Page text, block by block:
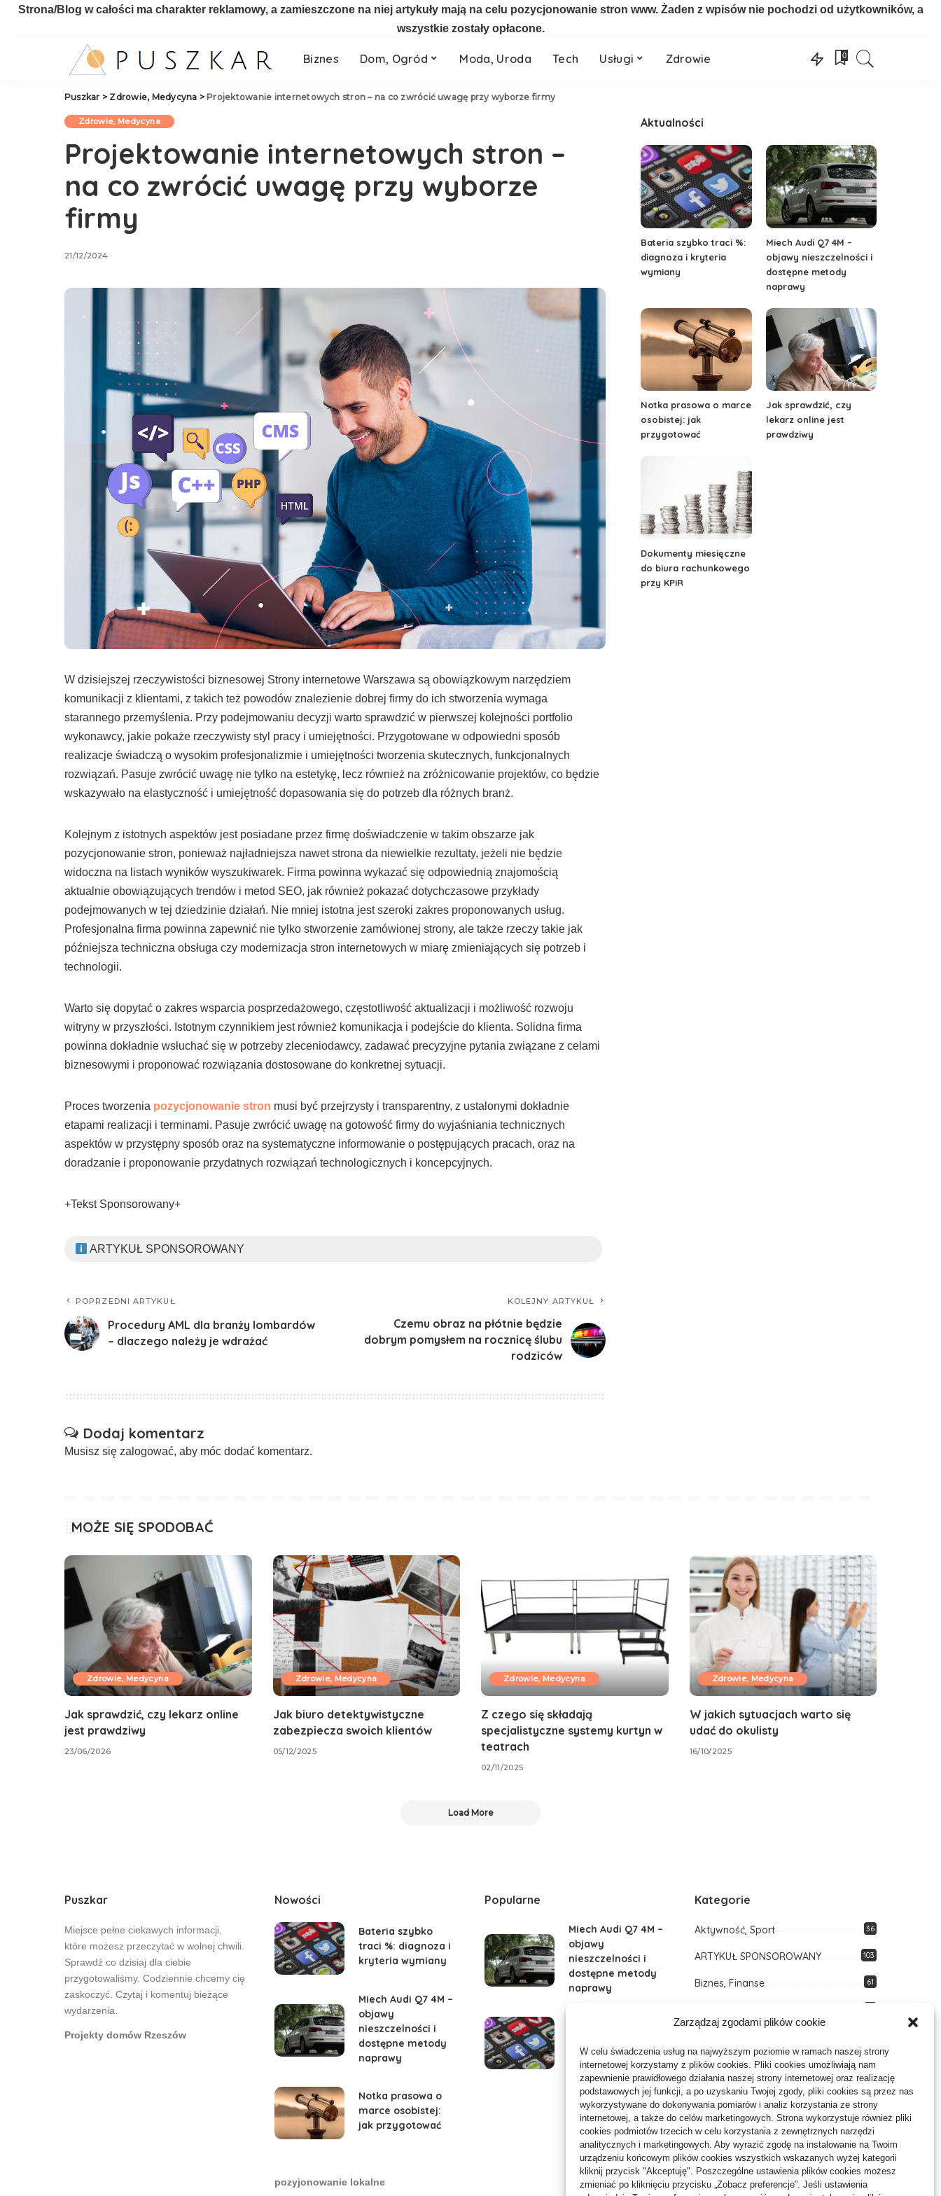
Zarządzaj zgodami plików cookie
W celu świadczenia usług na najwyższym poziomie w ramach naszej strony
internetowej korzystamy z plików cookies. Pliki cookies umożliwiają nam
zapewnienie prawidłowego działania naszej strony internetowej oraz realizację
podstawowych jej funkcji, a po uzyskaniu Twojej zgody, pliki cookies są przez nas
wykorzystywane do dokonywania pomiarów i analiz korzystania ze strony
internetowej, a także do celów marketingowych. Strona wykorzystuje również pliki
cookies podmiotów trzecich w celu korzystania z zewnętrznych narzędzi
analitycznych i marketingowych. Aby wyrazić zgodę na instalowanie na Twoim
urządzeniu końcowym plików cookies wszystkich wskazanych wyżej kategorii
kliknij przycisk "Akceptuję". Poszczególne ustawienia plików cookies możesz
zmieniać po kliknięciu przycisku „Zobacz preferencje”. Jeśli ustawienia
Strona/Blog w całości ma charakter reklamowy, a zamieszczone na niej artykuły mają na celu pozycjonowanie stron www. Żaden z wpisów nie pochodzi od użytkowników, a
wszystkie zostały opłacone.
Biznes Dom, Ogród Moda, Uroda Tech Usługi Zdrowie 0
Puszkar > Zdrowie, Medycyna > Projektowanie internetowych stron – na co zwrócić uwagę przy wyborze firmy
Zdrowie, Medycyna
Projektowanie internetowych stron –
na co zwrócić uwagę przy wyborze
firmy
21/12/2024
W dzisiejszej rzeczywistości biznesowej Strony internetowe Warszawa są obowiązkowym narzędziem
komunikacji z klientami, z takich też powodów znalezienie dobrej firmy do ich stworzenia wymaga
starannego przemyślenia. Przy podejmowaniu decyzji warto sprawdzić w pierwszej kolejności portfolio
wykonawcy, jakie pokaże rzeczywisty styl pracy i umiejętności. Przygotowane w odpowiedni sposób
realizacje świadczą o wysokim profesjonalizmie i umiejętności tworzenia skutecznych, funkcjonalnych
rozwiązań. Pasuje zwrócić uwagę nie tylko na estetykę, lecz również na zróżnicowanie projektów, co będzie
wskazywało na elastyczność i umiejętność dopasowania się do potrzeb dla różnych branż.
Kolejnym z istotnych aspektów jest posiadane przez firmę doświadczenie w takim obszarze jak
pozycjonowanie stron, ponieważ najładniejsza nawet strona da niewielkie rezultaty, jeżeli nie będzie
widoczna na listach wyników wyszukiwarek. Firma powinna wykazać się odpowiednią znajomością
aktualnie obowiązujących trendów i metod SEO, jak również pokazać dotychczasowe przykłady
podejmowanych w tej dziedzinie działań. Nie mniej istotna jest szeroki zakres proponowanych usług.
Profesjonalna firma powinna zapewnić nie tylko stworzenie zamówionej strony, ale także rzeczy takie jak
późniejsza techniczna obsługa czy modernizacja stron internetowych w miarę zmieniających się potrzeb i
technologii.
Warto się dopytać o zakres wsparcia posprzedażowego, częstotliwość aktualizacji i możliwość rozwoju
witryny w przyszłości. Istotnym czynnikiem jest również komunikacja i podejście do klienta. Solidna firma
powinna dokładnie wsłuchać się w potrzeby zleceniodawcy, zadawać precyzyjne pytania związane z celami
biznesowymi i proponować rozwiązania dostosowane do konkretnej sytuacji.
Proces tworzenia pozycjonowanie stron musi być przejrzysty i transparentny, z ustalonymi dokładnie
etapami realizacji i terminami. Pasuje zwrócić uwagę na gotowość firmy do wyjaśniania technicznych
aspektów w przystępny sposób oraz na systematyczne informowanie o postępujących pracach, oraz na
doradzanie i proponowanie przydatnych rozwiązań technologicznych i koncepcyjnych.
+Tekst Sponsorowany+
ARTYKUŁ SPONSOROWANY
POPRZEDNI ARTYKUŁ
Procedury AML dla branży lombardów
– dlaczego należy je wdrażać
KOLEJNY ARTYKUŁ
Czemu obraz na płótnie będzie
dobrym pomysłem na rocznicę ślubu
rodziców
Dodaj komentarz
Musisz się zalogować, aby móc dodać komentarz.
Aktualności
Bateria szybko traci %:
diagnoza i kryteria
wymiany
Miech Audi Q7 4M –
objawy nieszczelności i
dostępne metody
naprawy
Notka prasowa o marce
osobistej: jak
przygotować
Jak sprawdzić, czy
lekarz online jest
prawdziwy
Dokumenty miesięczne
do biura rachunkowego
przy KPiR
MOŻE SIĘ SPODOBAĆ
Zdrowie, Medycyna
Jak sprawdzić, czy lekarz online
jest prawdziwy
23/06/2026
Zdrowie, Medycyna
Jak biuro detektywistyczne
zabezpiecza swoich klientów
05/12/2025
Zdrowie, Medycyna
Z czego się składają
specjalistyczne systemy kurtyn w
teatrach
02/11/2025
Zdrowie, Medycyna
W jakich sytuacjach warto się
udać do okulisty
16/10/2025
Load More
Puszkar
Miejsce pełne ciekawych informacji,
które możesz przeczytać w wolnej chwili.
Sprawdź co dzisiaj dla ciebie
przygotowaliśmy. Codziennie chcemy cię
zaskoczyć. Czytaj i komentuj bieżące
wydarzenia.
Projekty domów Rzeszów
Nowości
Bateria szybko
traci %: diagnoza i
kryteria wymiany
Miech Audi Q7 4M –
objawy
nieszczelności i
dostępne metody
naprawy
Notka prasowa o
marce osobistej:
jak przygotować
pozyjonowanie lokalne
Popularne
Miech Audi Q7 4M –
objawy
nieszczelności i
dostępne metody
naprawy
kryteria wymiany
Kategorie
Aktywność, Sport 36
ARTYKUŁ SPONSOROWANY 103
Biznes, Finanse 61
Edukacja, Rozrywka 35
Inne 64
Moda, Uroda 24
Motoryzacja, Transport 68
Technologie 22